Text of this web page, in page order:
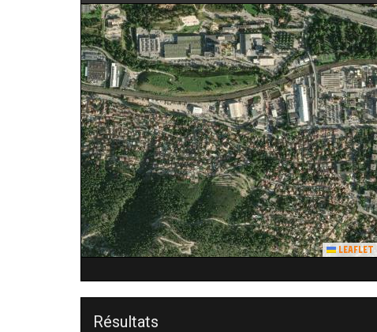
Leaflet
Résultats